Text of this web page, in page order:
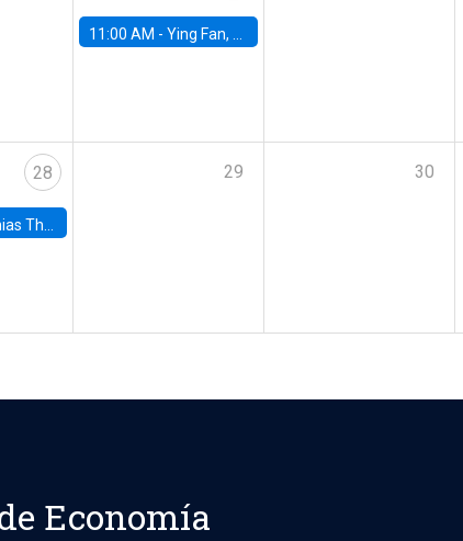
11:00 AM -Ying Fan, University of Michigan
28
of Lausanne
29 30
Economía